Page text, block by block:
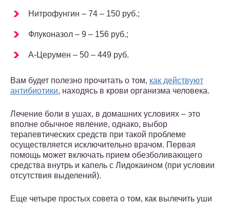
Нитрофунгин – 74 – 150 руб.;
Флуконазол – 9 – 156 руб.;
А-Церумен – 50 – 449 руб.
Вам будет полезно прочитать о том, как действуют
антибиотики, находясь в крови организма человека.
Лечение боли в ушах, в домашних условиях – это
вполне обычное явление, однако, выбор
терапевтических средств при такой проблеме
осуществляется исключительно врачом. Первая
помощь может включать прием обезболивающего
средства внутрь и капель с Лидокаином (при условии
отсутствия выделений).
Еще четыре простых совета о том, как вылечить уши